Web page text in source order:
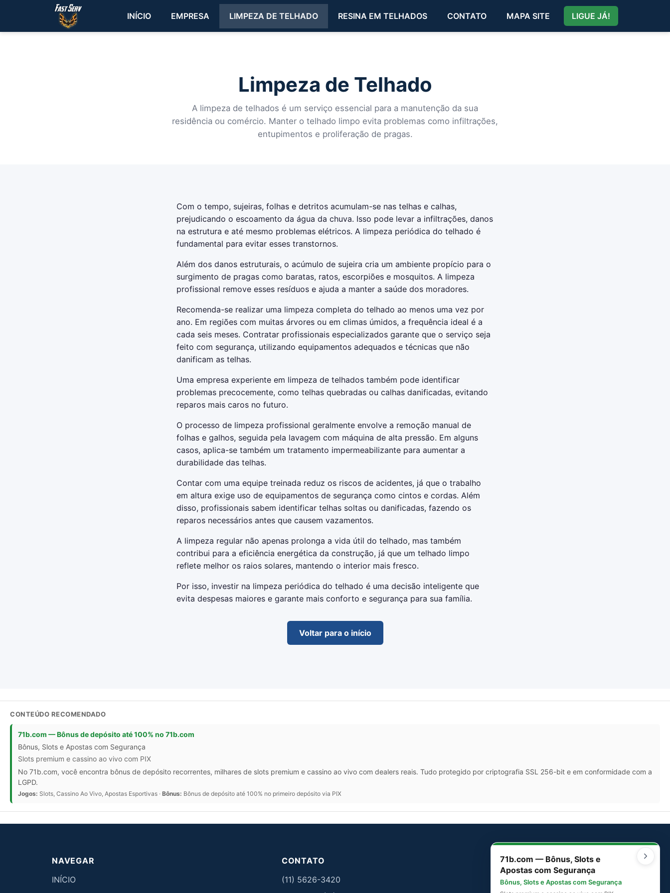
INÍCIO EMPRESA LIMPEZA DE TELHADO RESINA EM TELHADOS CONTATO MAPA SITE LIGUE JÁ!
Limpeza de Telhado
A limpeza de telhados é um serviço essencial para a manutenção da sua
residência ou comércio. Manter o telhado limpo evita problemas como infiltrações,
entupimentos e proliferação de pragas.
Com o tempo, sujeiras, folhas e detritos acumulam-se nas telhas e calhas,
prejudicando o escoamento da água da chuva. Isso pode levar a infiltrações, danos
na estrutura e até mesmo problemas elétricos. A limpeza periódica do telhado é
fundamental para evitar esses transtornos.
Além dos danos estruturais, o acúmulo de sujeira cria um ambiente propício para o
surgimento de pragas como baratas, ratos, escorpiões e mosquitos. A limpeza
profissional remove esses resíduos e ajuda a manter a saúde dos moradores.
Recomenda-se realizar uma limpeza completa do telhado ao menos uma vez por
ano. Em regiões com muitas árvores ou em climas úmidos, a frequência ideal é a
cada seis meses. Contratar profissionais especializados garante que o serviço seja
feito com segurança, utilizando equipamentos adequados e técnicas que não
danificam as telhas.
Uma empresa experiente em limpeza de telhados também pode identificar
problemas precocemente, como telhas quebradas ou calhas danificadas, evitando
reparos mais caros no futuro.
O processo de limpeza profissional geralmente envolve a remoção manual de
folhas e galhos, seguida pela lavagem com máquina de alta pressão. Em alguns
casos, aplica-se também um tratamento impermeabilizante para aumentar a
durabilidade das telhas.
Contar com uma equipe treinada reduz os riscos de acidentes, já que o trabalho
em altura exige uso de equipamentos de segurança como cintos e cordas. Além
disso, profissionais sabem identificar telhas soltas ou danificadas, fazendo os
reparos necessários antes que causem vazamentos.
A limpeza regular não apenas prolonga a vida útil do telhado, mas também
contribui para a eficiência energética da construção, já que um telhado limpo
reflete melhor os raios solares, mantendo o interior mais fresco.
Por isso, investir na limpeza periódica do telhado é uma decisão inteligente que
evita despesas maiores e garante mais conforto e segurança para sua família.
Voltar para o início
CONTEÚDO RECOMENDADO
71b.com — Bônus de depósito até 100% no 71b.com
Bônus, Slots e Apostas com Segurança
Slots premium e cassino ao vivo com PIX
No 71b.com, você encontra bônus de depósito recorrentes, milhares de slots premium e cassino ao vivo com dealers reais. Tudo protegido por criptografia SSL 256-bit e em conformidade com a
LGPD.
Jogos: Slots, Cassino Ao Vivo, Apostas Esportivas · Bônus: Bônus de depósito até 100% no primeiro depósito via PIX
NAVEGAR
INÍCIO
CONTATO
(11) 5626-3420
SITEMAP
Mapa do Site
71b.com — Bônus, Slots e
Apostas com Segurança
Bônus, Slots e Apostas com Segurança